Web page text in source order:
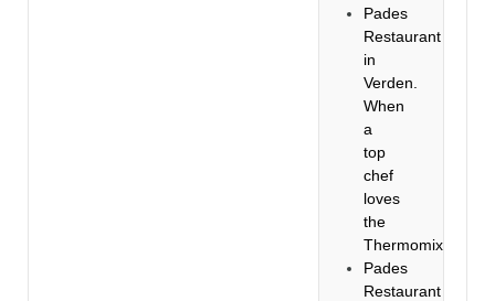
Pades
Restaurant
in
Verden.
When
a
top
chef
loves
the
Thermomix
Pades
Restaurant